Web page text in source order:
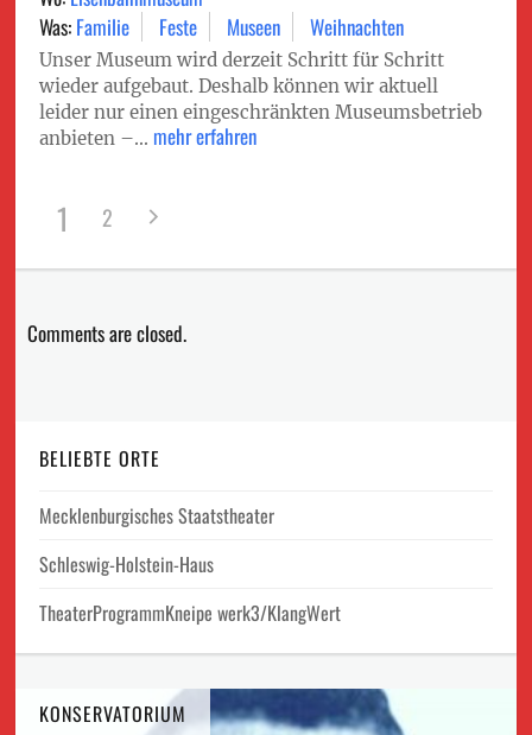
Was: Familie Feste Museen Weihnachten
Unser Museum wird derzeit Schritt für Schritt
wieder aufgebaut. Deshalb können wir aktuell
leider nur einen eingeschränkten Museumsbetrieb
anbieten –... mehr erfahren
1 2
Comments are closed.
BELIEBTE ORTE
Mecklenburgisches Staatstheater
Schleswig-Holstein-Haus
TheaterProgrammKneipe werk3/KlangWert
KONSERVATORIUM